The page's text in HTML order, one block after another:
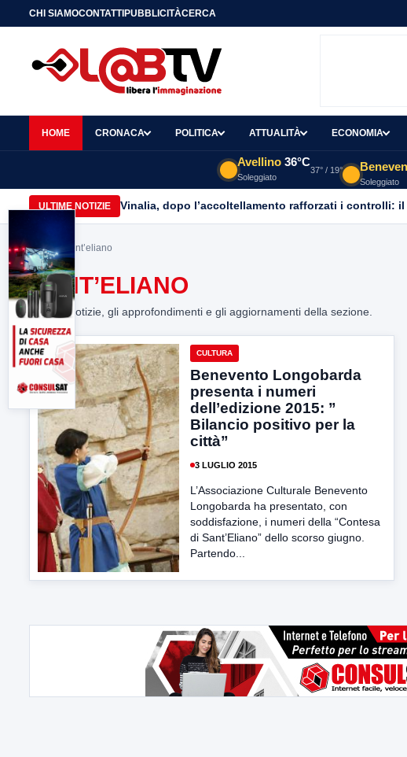
CHI SIAMOCONTATTIPUBBLICITÀCERCA
HOME CRONACA POLITICA ATTUALITÀ ECONOMIA
Avellino 36°C
Soleggiato
37° / 19°
Soleggiato
ULTIME NOTIZIE Vinalia, dopo l’accoltellamento rafforzati i controlli:
Home> sant’eliano
SANT’ELIANO
Tutte le notizie, gli approfondimenti e gli aggiornamenti della sezione.
CULTURA
Benevento Longobarda
presenta i numeri
dell’edizione 2015: ”
Bilancio positivo per la
città”
3 LUGLIO 2015
L’Associazione Culturale Benevento
Longobarda ha presentato, con
soddisfazione, i numeri della “Contesa
di Sant’Eliano” dello scorso giugno.
Partendo...